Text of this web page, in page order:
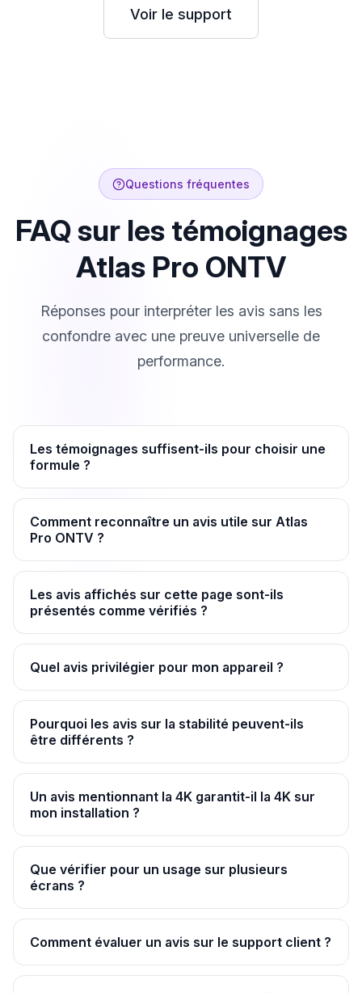
Voir le support
Questions fréquentes
FAQ sur les témoignages
Atlas Pro ONTV
Réponses pour interpréter les avis sans les
confondre avec une preuve universelle de
performance.
Les témoignages suffisent-ils pour choisir une
formule ?
Comment reconnaître un avis utile sur Atlas
Pro ONTV ?
Les avis affichés sur cette page sont-ils
présentés comme vérifiés ?
Quel avis privilégier pour mon appareil ?
Pourquoi les avis sur la stabilité peuvent-ils
être différents ?
Un avis mentionnant la 4K garantit-il la 4K sur
mon installation ?
Que vérifier pour un usage sur plusieurs
écrans ?
Comment évaluer un avis sur le support client ?